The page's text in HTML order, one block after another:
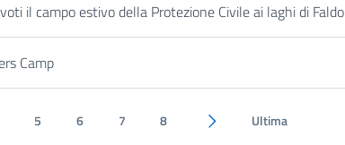
il campo estivo della Protezione Civile ai laghi di Faldo
Camp
5 6 7 8 Pagina successiva
Ultima